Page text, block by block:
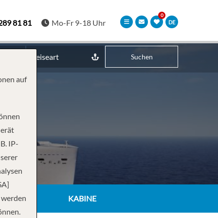
DE
81 81 Mo-Fr 9-18 Uhr
Reiseart Suchen
KABINE
auf
IP-